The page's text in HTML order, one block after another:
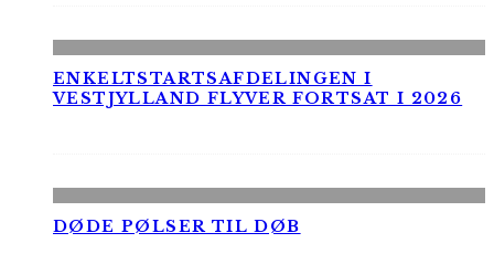
ENKELTSTARTSAFDELINGEN I
VESTJYLLAND FLYVER FORTSAT I 2026
DØDE PØLSER TIL DØB